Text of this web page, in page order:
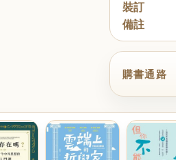
裝訂
備註
購書通路